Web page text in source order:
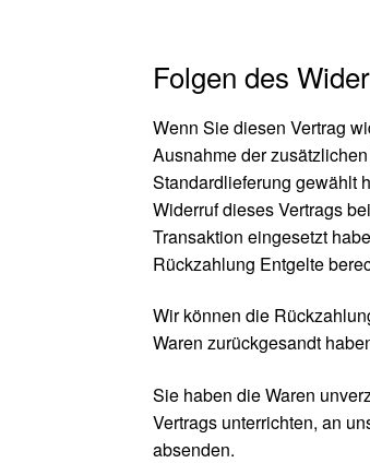
Folgen des
Wenn Sie diesen Vertrag
Ausnahme der
Standardlieferung gewählt
Widerruf dieses Vertrags
Transaktion eingesetzt
Rückzahlung Entgelte
Wir können die
Waren zurückgesandt
Sie haben die Waren
Vertrags unterrichten, an
absenden.